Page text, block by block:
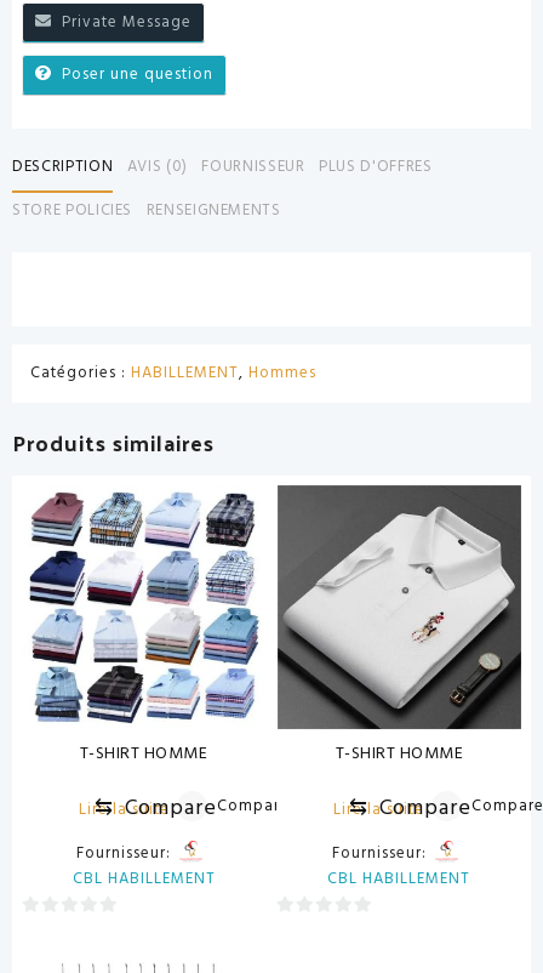
Private Message
Poser une question
DESCRIPTION AVIS (0) FOURNISSEUR
PLUS D'OFFRES
STORE POLICIES
RENSEIGNEMENTS
Catégories : HABILLEMENT, Hommes
Produits similaires
T-SHIRT HOMME
Lire la suite
⇆ CompareCompare
Fournisseur:
CBL HABILLEMENT
T-SHIRT HOMME
Lire la suite
⇆ Compare
Fournisseur:
CBL HABILLEMENT